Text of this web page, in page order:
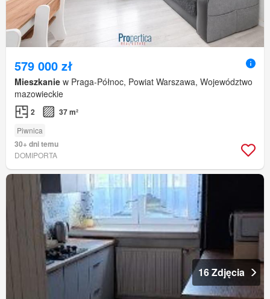
579 000 zł
Mieszkanie w Praga-Północ, Powiat Warszawa, Województwo
mazowieckie
2 37 m²
Piwnica
30+ dni temu
DOMIPORTA
16 Zdjęcia